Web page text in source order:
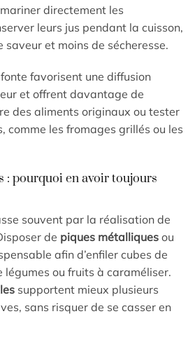
directement les
leurs jus pendant la cuisson,
et moins de sécheresse.
favorisent une diffusion
et offrent davantage de
des aliments originaux ou tester
comme les fromages grillés ou les
: pourquoi en avoir toujours
souvent par la réalisation de
de piques métalliques ou
afin d’enfiler cubes de
ou fruits à caraméliser.
supportent mieux plusieurs
sans risquer de se casser en